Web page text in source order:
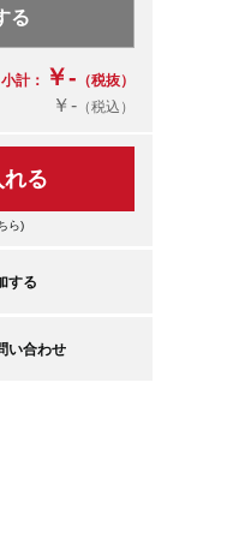
小計： ￥- （税抜）
￥-（税込）
る
ら)
する
い合わせ